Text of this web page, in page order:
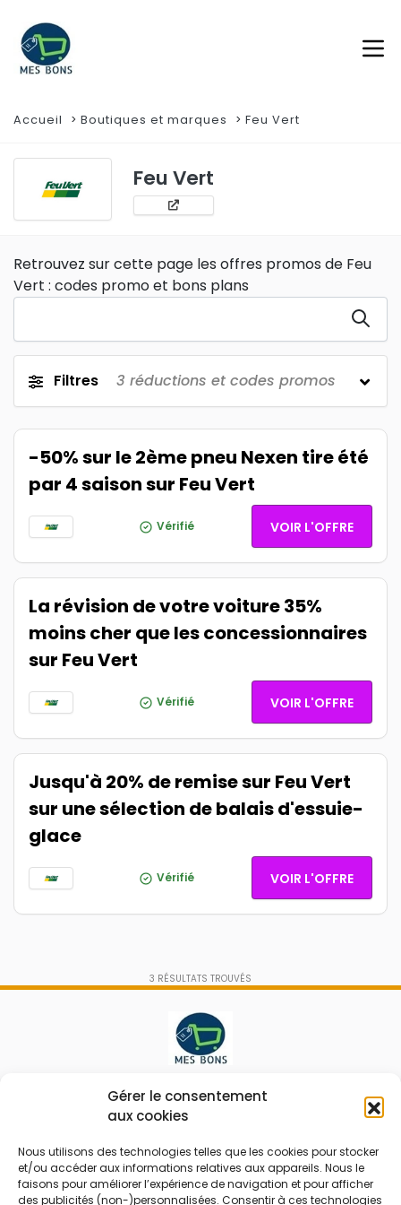
Gérer le consentement
aux cookies
Nous utilisons des technologies telles que les cookies pour stocker
et/ou accéder aux informations relatives aux appareils. Nous le
faisons pour améliorer l’expérience de navigation et pour afficher
des publicités (non-)personnalisées. Consentir à ces technologies
Accueil Boutiques et marques Feu Vert
Feu Vert
Retrouvez sur cette page les offres promos de Feu
Vert : codes promo et bons plans
Filtres 3 réductions et codes promos
-50% sur le 2ème pneu Nexen tire été
par 4 saison sur Feu Vert
Vérifié VOIR L'OFFRE
La révision de votre voiture 35%
moins cher que les concessionnaires
sur Feu Vert
Vérifié VOIR L'OFFRE
Jusqu'à 20% de remise sur Feu Vert
sur une sélection de balais d'essuie-
glace
Vérifié VOIR L'OFFRE
3 RÉSULTATS TROUVÉS
Le prix peut être réduit !
FAQ
Qui sommes nous
Code réduction
Bons plans